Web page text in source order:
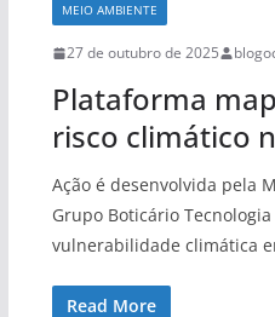
MEIO AMBIENTE
27 de outubro de 2025
Plataforma
risco climático
Ação é desenvolvida pela
Grupo Boticário
vulnerabilidade climática
Read More